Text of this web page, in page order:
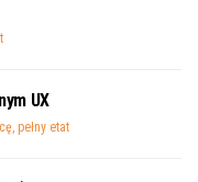
UX
pełny etat